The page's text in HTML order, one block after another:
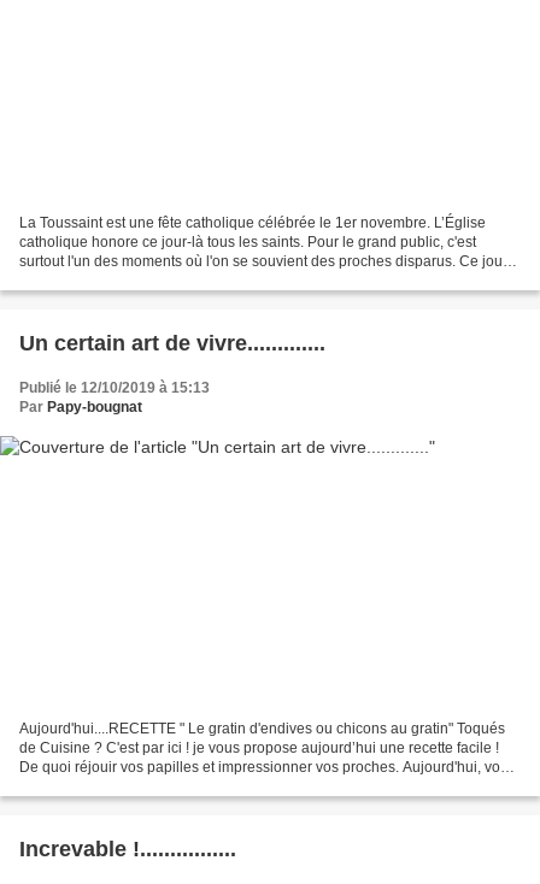
La Toussaint est une fête catholique célébrée le 1er novembre. L’Église
catholique honore ce jour-là tous les saints. Pour le grand public, c'est
surtout l'un des moments où l'on se souvient des proches disparus. Ce jour-
Un certain art de vivre.............
Publié le 12/10/2019 à 15:13
Par Papy-bougnat
Aujourd'hui....RECETTE " Le gratin d'endives ou chicons au gratin" Toqués
de Cuisine ? C'est par ici ! je vous propose aujourd’hui une recette facile !
De quoi réjouir vos papilles et impressionner vos proches. Aujourd'hui, vous
Increvable !................